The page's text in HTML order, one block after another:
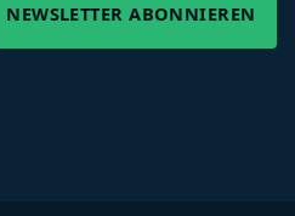
NEWSLETTER ABONNIEREN